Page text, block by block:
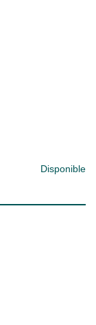
Disponible